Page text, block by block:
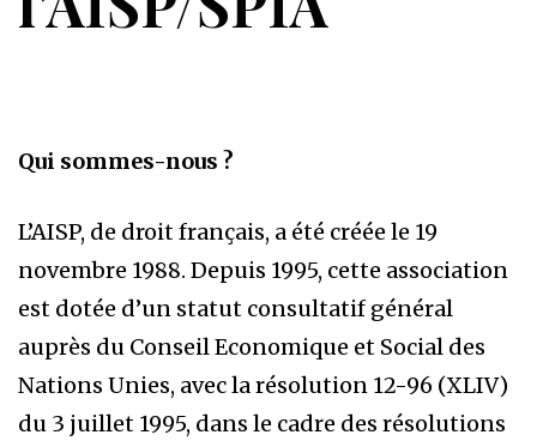
Qui sommes-nous ?
L’AISP, de droit français, a été créée le 19
novembre 1988. Depuis 1995, cette association
est dotée d’un statut consultatif général
auprès du Conseil Economique et Social des
Nations Unies, avec la résolution 12-96 (XLIV)
du 3 juillet 1995, dans le cadre des résolutions